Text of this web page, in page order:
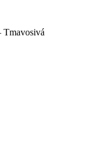
Tmavosivá